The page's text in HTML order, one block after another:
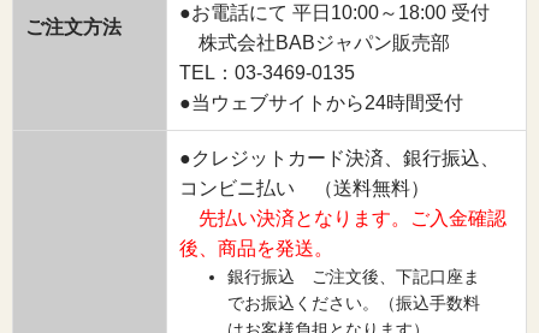
ご注文方法
●お電話にて 平日10:00～18:00 受付
株式会社BABジャパン販売部
TEL：03-3469-0135
●当ウェブサイトから24時間受付
●クレジットカード決済、銀行振込、
コンビニ払い （送料無料）
先払い決済となります。ご入金確認
後、商品を発送。
銀行振込 ご注文後、下記口座ま
でお振込ください。（振込手数料
はお客様負担となります）